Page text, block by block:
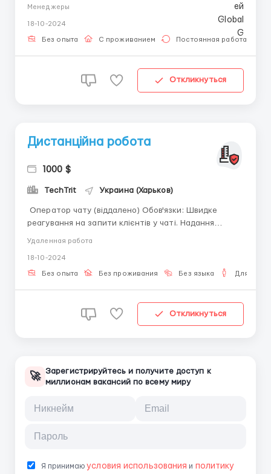
Зручне розташування офісу (біля...
Менеджеры
18-10-2024
Без опыта С проживанием Постоянная работа
Откликнуться
Дистанційна робота
1000 $
TechTrit Украина (Харьков)
Оператор чату (віддалено) Обов'язки: Швидке
реагування на запити клієнтів у чаті. Надання
обслуговування. Вимоги: Досвід роботи в
обслуговуванні клієнтів буде перевагою. В...
Удаленная работа
18-10-2024
Без опыта Без проживания Без языка Для
Откликнуться
🚀 Зарегистрируйтесь и получите доступ к
миллионам вакансий по всему миру
Я принимаюусловия использования и политику